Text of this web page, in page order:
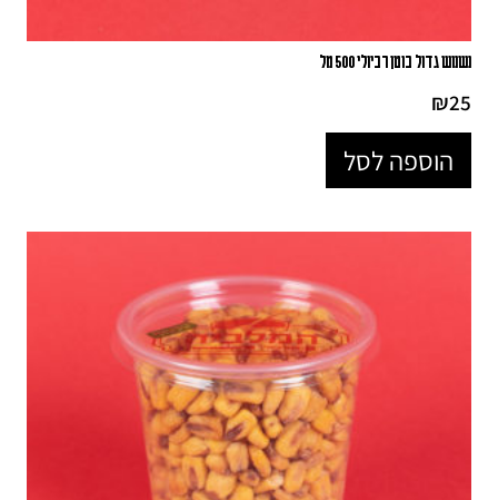
נשנוש גדול בוטן רביולי 500 מל
₪25
הוספה לסל